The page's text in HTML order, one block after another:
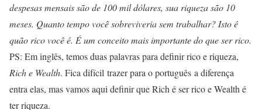
despesas mensais são de 100 mil dólares, sua riqueza são 10
meses. Quanto tempo você sobreviveria sem trabalhar? Isto é
quão rico você é. É um conceito mais importante do que ser rico.
PS: Em inglês, temos duas palavras para definir rico e riqueza,
Rich e Wealth. Fica difícil trazer para o português a diferença
entra elas, mas vamos aqui definir que Rich é ser rico e Wealth é
ter riqueza.